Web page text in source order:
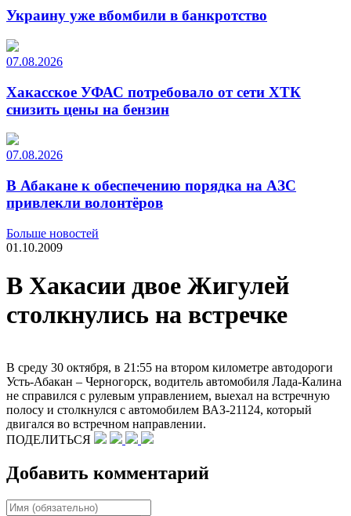
Украину уже вбомбили в банкротство
07.08.2026
Хакасское УФАС потребовало от сети ХТК
снизить цены на бензин
07.08.2026
В Абакане к обеспечению порядка на АЗС
привлекли волонтёров
Больше новостей
01.10.2009
В Хакасии двое Жигулей
столкнулись на встречке
В среду 30 октября, в 21:55 на втором километре автодороги
Усть-Абакан – Черногорск, водитель автомобиля Лада-Калина
не справился с рулевым управлением, выехал на встречную
полосу и столкнулся с автомобилем ВАЗ-21124, который
двигался во встречном направлении.
ПОДЕЛИТЬСЯ
Добавить комментарий